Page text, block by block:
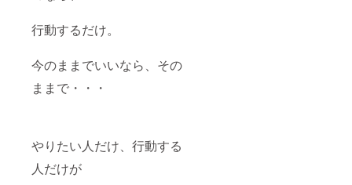
行動するだけ。
今のままでいいなら、その
ままで・・・
やりたい人だけ、行動する
人だけが